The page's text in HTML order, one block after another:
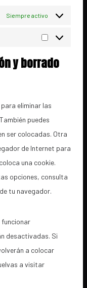
s
-
l
t
s
Siempre activo
a
y borrado
eliminar las
puedes
ser colocadas. Otra
de Internet para
una cookie.
opciones, consulta
tu navegador.
funcionar
desactivadas. Si
a colocar
a visitar